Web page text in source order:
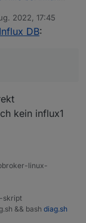
liegt.
2022, 17:45
DB:
kein influx1
linux-
skript
&& bash diag.sh